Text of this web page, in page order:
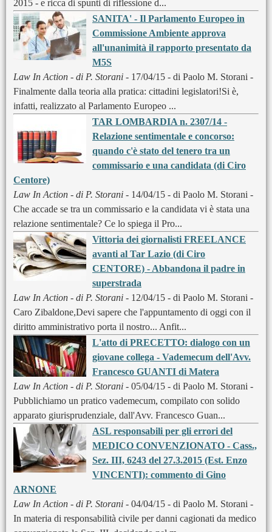
2015 - e ricca di spunti di riflessione d...
SANITA' - Il Parlamento Europeo in
Commissione Ambiente approva
all'unanimità il rapporto presentato da
M5S
Law In Action - di P. Storani - 17/04/15 - di Paolo M. Storani -
Finalmente dalla teoria alla pratica: cittadini legislatori!Si è,
infatti, realizzato al Parlamento Europeo ...
TAR LOMBARDIA n. 2307/14 -
Relazione sentimentale e concorso:
quando c'è stato del tenero tra un
commissario e una candidata (di Ciro
Centore)
Law In Action - di P. Storani - 14/04/15 - di Paolo M. Storani -
Che accade se tra un commissario e la candidata vi è stata una
relazione sentimentale? Ce lo spiega il Pro...
Vittoria dei giornalisti FREELANCE
avanti al Tar Lazio (di Ciro
CENTORE) - Abbandona il padre in
superstrada
Law In Action - di P. Storani - 12/04/15 - di Paolo M. Storani -
Caro Zibaldone,Devi sapere che l'appuntamento di oggi con il
diritto amministrativo porta il nostro... Anfit...
L'atto di PRECETTO: dialogo con un
giovane collega - Vademecum dell'Avv.
Francesco GUANTI di Matera
Law In Action - di P. Storani - 05/04/15 - di Paolo M. Storani -
Pubblichiamo un pratico vademecum, compilato con solido
apparato giurisprudenziale, dall'Avv. Francesco Guan...
ASL responsabili per gli errori del
MEDICO CONVENZIONATO - Cass.,
Sez. III, 6243 del 27.3.2015 (Est. Enzo
VINCENTI): commento di Gino
ARNONE
Law In Action - di P. Storani - 04/04/15 - di Paolo M. Storani -
In materia di responsabilità civile per danni cagionati da medico